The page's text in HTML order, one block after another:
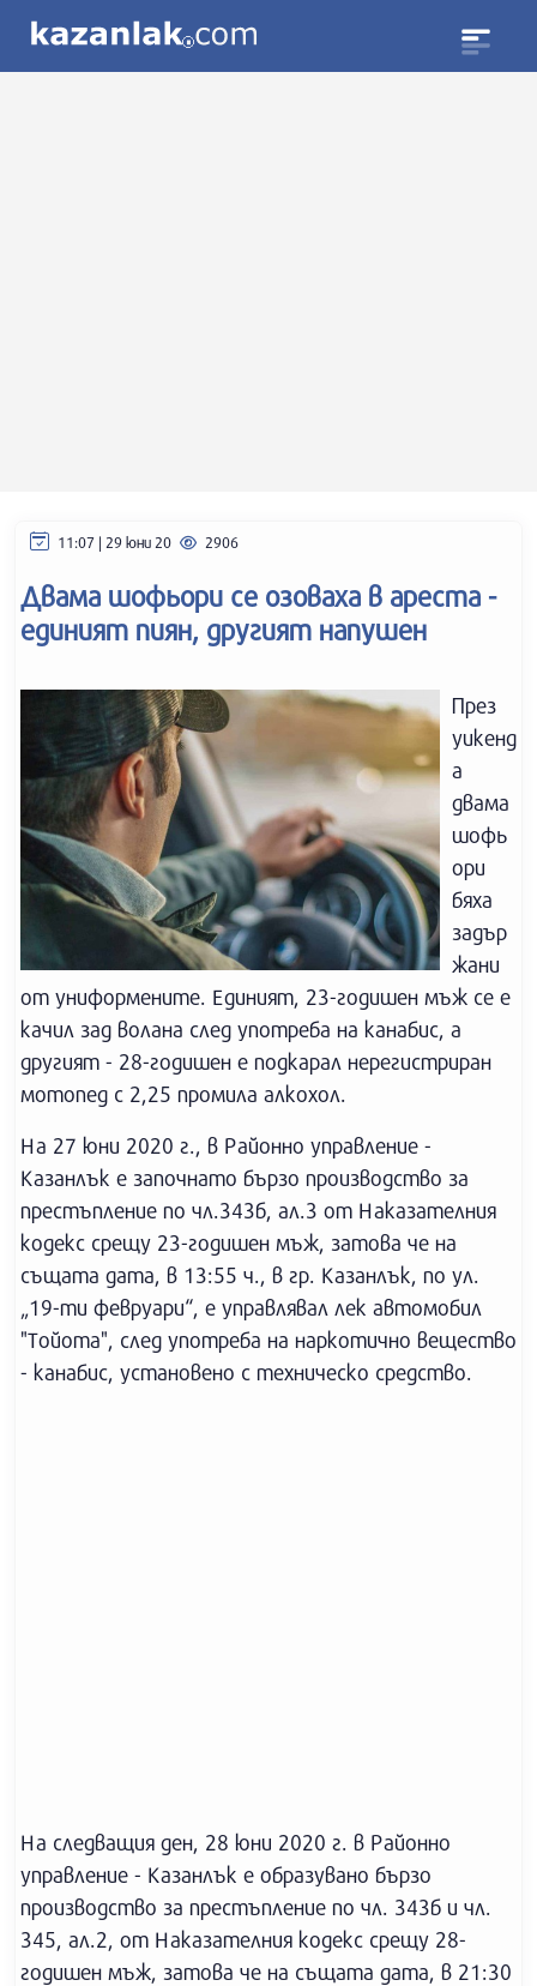
11:07 | 29 юни 20 2906
Двама шофьори се озоваха в ареста -
единият пиян, другият напушен
През
уикенд
а
двама
шофь
ори
бяха
задър
жани
от униформените. Единият, 23-годишен мъж се е
качил зад волана след употреба на канабис, а
другият - 28-годишен е подкарал нерегистриран
мотопед с 2,25 промила алкохол.
На 27 юни 2020 г., в Районно управление -
Казанлък е започнато бързо производство за
престъпление по чл.343б, ал.3 от Наказателния
кодекс срещу 23-годишен мъж, затова че на
същата дата, в 13:55 ч., в гр. Казанлък, по ул.
„19-ти февруари“, е управлявал лек автомобил
"Тойота", след употреба на наркотично вещество
- канабис, установено с техническо средство.
На следващия ден, 28 юни 2020 г. в Районно
управление - Казанлък е образувано бързо
производство за престъпление по чл. 343б и чл.
345, ал.2, от Наказателния кодекс срещу 28-
годишен мъж, затова че на същата дата, в 21:30